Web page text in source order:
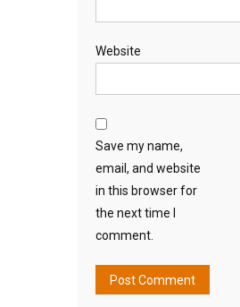
Website
Save my name,
email, and website
in this browser for
the next time I
comment.